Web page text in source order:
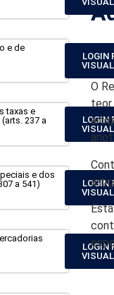
e de
LOGIN
taxas e
237 a
LOGIN
e dos
a 541)
LOGIN
LOGIN
O
teor